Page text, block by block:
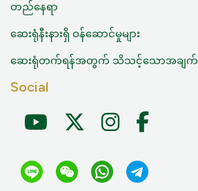
တည်နေရာ
ဆေးရုံနီးနားရှိ ဝန်‌ဆောင်မှုများ
ဆေးရုံတက်ရန်အတွက် သိသင့်သောအချက်
Social